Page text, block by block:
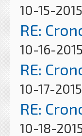
10-15-
RE:
10-16-
RE:
10-17-
RE:
10-18-